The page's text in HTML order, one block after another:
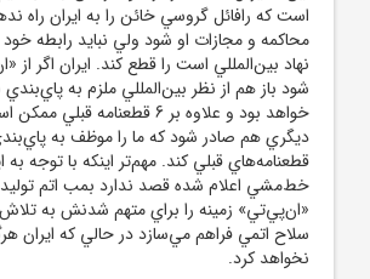
است که رافائل گروسي خائن را به ايران راه
محاکمه و مجازات او شود ولي نبايد رابطه
نهاد بين‌المللي است را قطع کند. ايران اگر از
شود باز هم از نظر بين‌المللي ملزم به
خواهد بود و علاوه بر 6 قطعنامه
ديگري هم صادر شود که ما را موظف به
قطعنامه‌هاي قبلي کند. مهم‌تر اينکه با توجه به
خط‌مشي اعلام شده قصد ندارد بمب اتم توليد
«ان‌پي‌تي» زمينه را براي متهم شدنش به تلاش
سلاح اتمي فراهم مي‌سازد در حالي که ايران
نخواهد کرد.